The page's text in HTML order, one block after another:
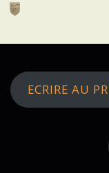
Skip
ECRIRE AU